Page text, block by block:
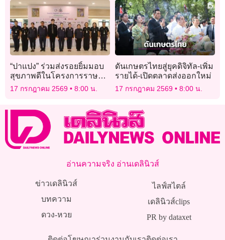
“ปาแปง” ร่วมส่งรอยยิ้มมอบ
สุขภาพดีในโครงการราษฏ
รสุขใจ พลานามัยสมบูรณ์
แพทย์พระราชทาน
17 กรกฎาคม 2569 8:00 น.
ดันเกษตรไทยสู่ยุคดิจิทัล-เพิ่ม
รายได้-เปิดตลาดส่งออกใหม่
17 กรกฎาคม 2569 8:00 น.
อ่านความจริง อ่านเดลินิวส์
ข่าวเดลินิวส์
บทความ
ดวง-หวย
ไลฟ์สไตล์
เดลินิวส์clips
PR by dataxet